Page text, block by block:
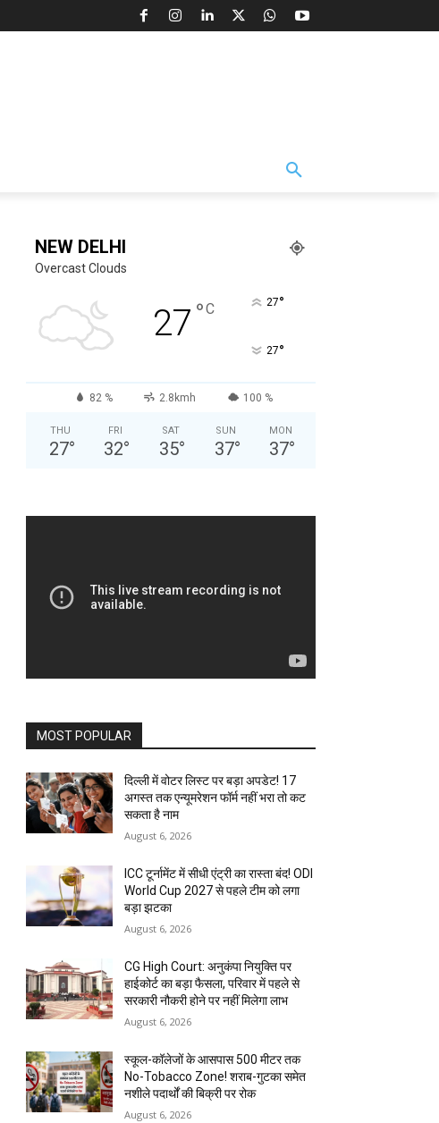
NEW DELHI
Overcast Clouds
27 °C 27°
27°
82 % 2.8kmh 100 %
THU
27°
FRI
32°
SAT
35°
SUN
37°
MON
37°
MOST POPULAR
दिल्ली में वोटर लिस्ट पर बड़ा अपडेट! 17
अगस्त तक एन्यूमरेशन फॉर्म नहीं भरा तो कट
सकता है नाम
August 6, 2026
ICC टूर्नामेंट में सीधी एंट्री का रास्ता बंद! ODI
World Cup 2027 से पहले टीम को लगा
बड़ा झटका
August 6, 2026
CG High Court: अनुकंपा नियुक्ति पर
हाईकोर्ट का बड़ा फैसला, परिवार में पहले से
सरकारी नौकरी होने पर नहीं मिलेगा लाभ
August 6, 2026
स्कूल-कॉलेजों के आसपास 500 मीटर तक
No-Tobacco Zone! शराब-गुटका समेत
नशीले पदार्थों की बिक्री पर रोक
August 6, 2026